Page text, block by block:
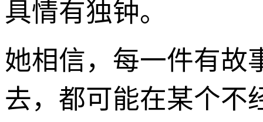
具情有独钟。
她相信，每一件有故
去，都可能在某个不